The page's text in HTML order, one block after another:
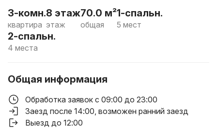
3-комн.
квартира
8 этаж
этаж
70.0 м²
общая
1-спальн.
5 мест
2-спальн.
4 места
Общая информация
Обработка заявок с 09:00 до 23:00
Заезд после 14:00, возможен ранний заезд
Выезд до 12:00